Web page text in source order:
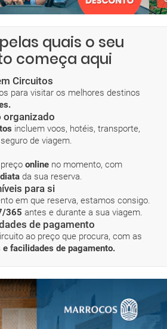
quais o seu
começa aqui
Circuitos
para visitar os melhores destinos
organizado
incluem voos, hotéis, transporte,
de viagem.
online no momento, com
da sua reserva.
para si
em que reserva, estamos consigo.
365 antes e durante a sua viagem.
de pagamento
ao preço que procura, com as
facilidades de pagamento.